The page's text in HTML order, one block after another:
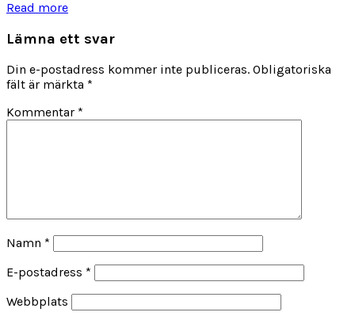
Read more
Lämna ett svar
Din e-postadress kommer inte publiceras. Obligatoriska
fält är märkta *
Kommentar *
Namn *
E-postadress *
Webbplats